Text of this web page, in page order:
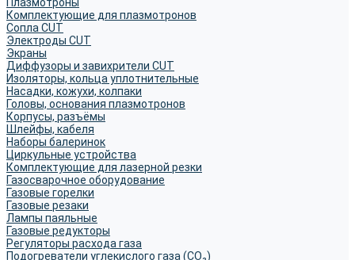
Комплектующие для плазмотронов
Сопла CUT
Электроды CUT
Экраны
Диффузоры и завихрители CUT
Изоляторы, кольца уплотнительные
Насадки, кожухи, колпаки
Головы, основания плазмотронов
Корпусы, разъёмы
Шлейфы, кабеля
Наборы балеринок
Циркульные устройства
Комплектующие для лазерной резки
Газосварочное оборудование
Газовые горелки
Газовые резаки
Лампы паяльные
Газовые редукторы
Регуляторы расхода газа
Подогреватели углекислого газа (CO₂)